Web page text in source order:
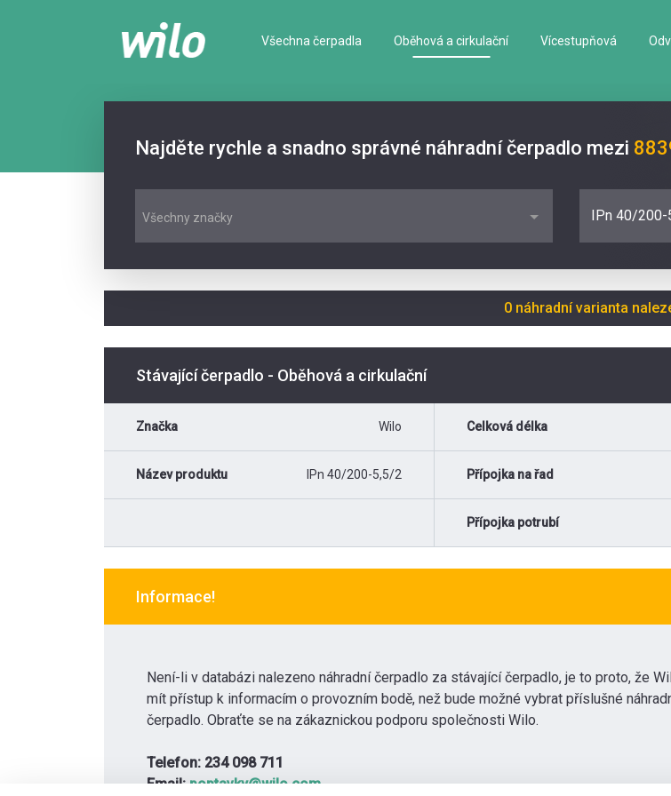
Všechna čerpadla Oběhová a cirkulační Vícestupňová
Najděte rychle a snadno správné náhradní čerpadlo mezi
Všechny značky IPn 40/200-
0 náhradní varianta
Stávající čerpadlo - Oběhová a cirkulační
Značka Wilo
Název produktu IPn 40/200-5,5/2
Celková délka
Přípojka na řad
Přípojka potrubí
Informace!
Není-li v databázi nalezeno náhradní čerpadlo za stávající čerpadlo, je to proto, že
mít přístup k informacím o provozním bodě, než bude možné vybrat příslušné
čerpadlo. Obraťte se na zákaznickou podporu společnosti Wilo.
Telefon: 234 098 711
Email:poptavky@wilo.com